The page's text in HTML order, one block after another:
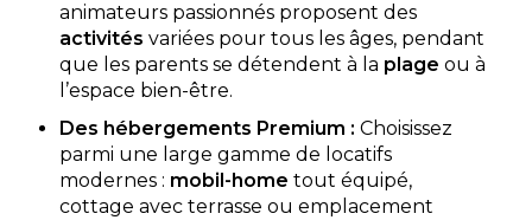
animateurs passionnés proposent des
activités variées pour tous les âges, pendant
que les parents se détendent à la plage ou à
l’espace bien-être.
Des hébergements Premium : Choisissez
parmi une large gamme de locatifs
modernes : mobil-home tout équipé,
cottage avec terrasse ou emplacement
Aucune information tarifaire disponible
Découvrir